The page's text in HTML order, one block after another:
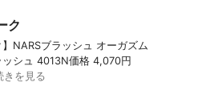
ク
NARSブラッシュ オーガズム
シュ 4013N価格 4,070円
きを見る